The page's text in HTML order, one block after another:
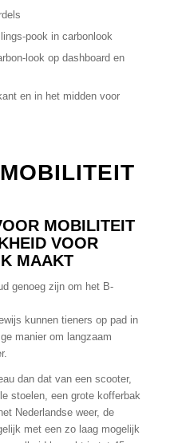
pook in carbonlook
look op dashboard en
en in het midden voor
MOBILITEIT
VOOR
MAAKT
genoeg zijn om het B-
kunnen tieners op pad in
manier om langzaam
dan dat van een scooter,
stoelen, een grote kofferbak
Nederlandse weer, de
met een zo laag mogelijk